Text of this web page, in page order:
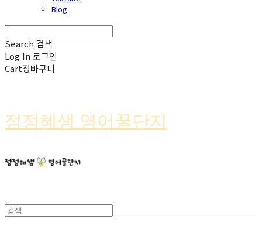
Blog
Search 검색
Log In 로그인
Cart장바구니
정정혜샘 영어꿀단지